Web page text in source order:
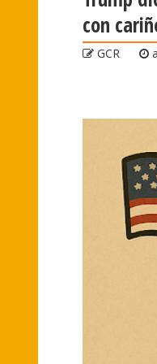
con
GCR